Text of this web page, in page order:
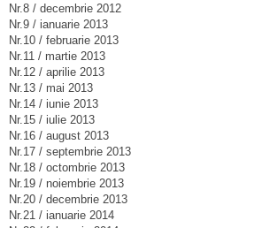
Nr.8 / decembrie 2012
Nr.9 / ianuarie 2013
Nr.10 / februarie 2013
Nr.11 / martie 2013
Nr.12 / aprilie 2013
Nr.13 / mai 2013
Nr.14 / iunie 2013
Nr.15 / iulie 2013
Nr.16 / august 2013
Nr.17 / septembrie 2013
Nr.18 / octombrie 2013
Nr.19 / noiembrie 2013
Nr.20 / decembrie 2013
Nr.21 / ianuarie 2014